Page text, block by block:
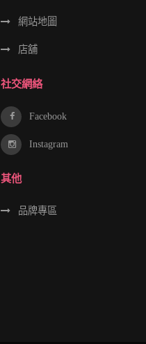
網站地圖
店舖
社交網絡
Facebook
Instagram
其他
品牌專區